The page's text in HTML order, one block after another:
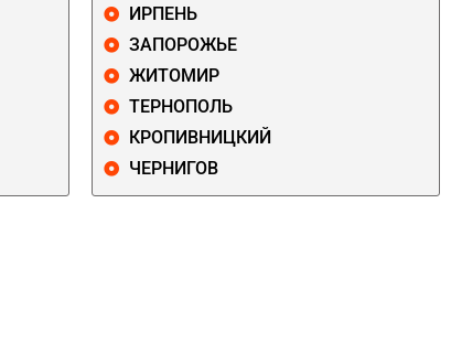
ИРПЕНЬ
ЗАПОРОЖЬЕ
ЖИТОМИР
ТЕРНОПОЛЬ
КРОПИВНИЦКИЙ
ЧЕРНИГОВ